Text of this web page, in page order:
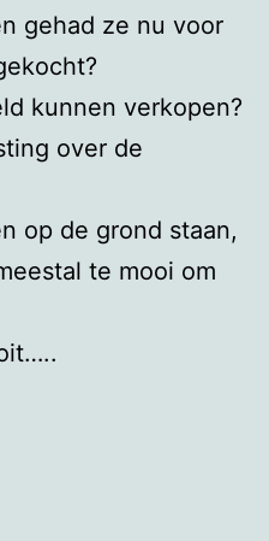
gehad ze nu voor
kunnen verkopen?
over de
op de grond staan,
te mooi om